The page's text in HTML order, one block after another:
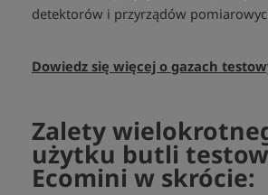
detektorów i przyrządów
Dowiedz się więcej o gazach
Zalety
użytku butli
Ecomini w skrócie: